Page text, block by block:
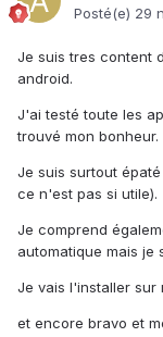
Posté(e) 29
Je suis tres content
android.
J'ai testé toute les
trouvé mon bonheur.
Je suis surtout
ce n'est pas si utile).
Je comprend
automatique mais je
Je vais l'installer sur
et encore bravo et